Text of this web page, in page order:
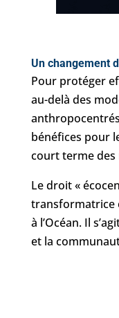
Un changement
Pour protéger
au-delà des
bénéfices pour
court terme des
Le droit «
transformatrice
à l’Océan. Il
et la